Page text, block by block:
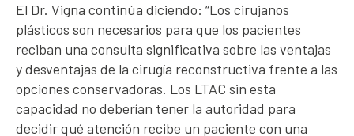
El Dr. Vigna continúa diciendo: “Los cirujanos
plásticos son necesarios para que los pacientes
reciban una consulta significativa sobre las ventajas
y desventajas de la cirugía reconstructiva frente a las
opciones conservadoras. Los LTAC sin esta
capacidad no deberían tener la autoridad para
decidir qué atención recibe un paciente con una